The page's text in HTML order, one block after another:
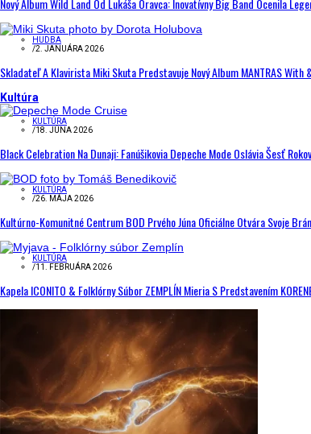
Nový Album Wild Land Od Lukáša Oravca: Inovatívny Big Band Ocenila
HUDBA
/2. JANUÁRA 2026
Skladateľ A Klavirista Miki Skuta Predstavuje Nový Album MANTRAS With
Kultúra
KULTÚRA
/18. JÚNA 2026
Black Celebration Na Dunaji: Fanúšikovia Depeche Mode Oslávia Šesť
KULTÚRA
/26. MÁJA 2026
Kultúrno-Komunitné Centrum BOD Prvého Júna Oficiálne Otvára Svoje
KULTÚRA
/11. FEBRUÁRA 2026
Kapela ICONITO & Folklórny Súbor ZEMPLÍN Mieria S Predstavením